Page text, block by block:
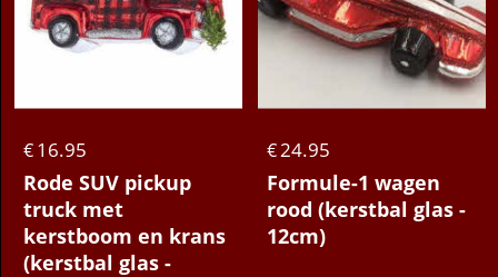
€16.95
Rode SUV pickup
truck met
kerstboom en krans
(kerstbal glas -
€24.95
Formule-1 wagen
rood (kerstbal glas -
12cm)